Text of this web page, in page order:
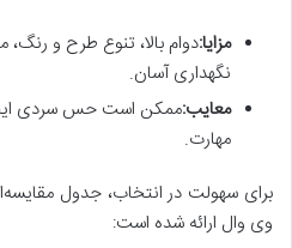
مزایا:دوام بالا، تنوع طرح و
نگهداری آسان.
معایب:ممکن است حس سردی
مهارت.
برای سهولت در انتخاب، جدول
وی وال ارائه شده است: